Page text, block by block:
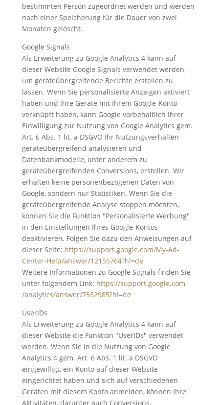
bestimmten Person zugeordnet werden und werden
nach einer Speicherung für die Dauer von zwei
Monaten gelöscht.
Google Signals
Als Erweiterung zu Google Analytics 4 kann auf
dieser Website Google Signals verwendet werden,
um geräteübergreifende Berichte erstellen zu
lassen. Wenn Sie personalisierte Anzeigen aktiviert
haben und Ihre Geräte mit Ihrem Google-Konto
verknüpft haben, kann Google vorbehaltlich Ihrer
Einwilligung zur Nutzung von Google Analytics gem.
Art. 6 Abs. 1 lit. a DSGVO Ihr Nutzungsverhalten
geräteübergreifend analysieren und
Datenbankmodelle, unter anderem zu
geräteübergreifenden Conversions, erstellen. Wir
erhalten keine personenbezogenen Daten von
Google, sondern nur Statistiken. Wenn Sie die
geräteübergreifende Analyse stoppen möchten,
können Sie die Funktion "Personalisierte Werbung"
in den Einstellungen Ihres Google-Kontos
deaktivieren. Folgen Sie dazu den Anweisungen auf
dieser Seite: https://support.google.com/My-Ad-
Center-Help/answer/12155764?hl=de
Weitere Informationen zu Google Signals finden Sie
unter folgendem Link: https://support.google.com
/analytics/answer/7532985?hl=de
UserIDs
Als Erweiterung zu Google Analytics 4 kann auf
dieser Website die Funktion "UserIDs" verwendet
werden. Wenn Sie in die Nutzung von Google
Analytics 4 gem. Art. 6 Abs. 1 lit. a DSGVO
eingewilligt, ein Konto auf dieser Website
eingerichtet haben und sich auf verschiedenen
Geräten mit diesem Konto anmelden, können Ihre
Aktivitäten, darunter auch Conversions,